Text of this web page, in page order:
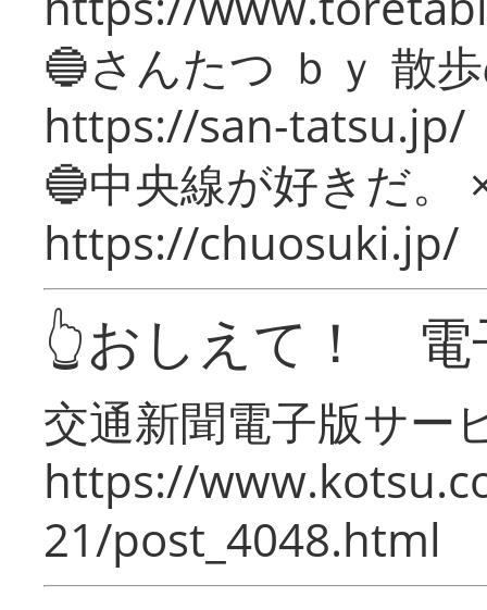
🔵さんたつ ｂｙ 散
https://san-tatsu.jp/
🔵中央線が好きだ。
https://chuosuki.jp/
👆おしえて！ 電
交通新聞電子版サー
https://
21/post_4048.html